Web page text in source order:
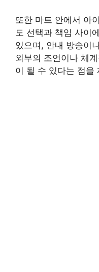
또한 마트 안에서 아
도 선택과 책임 사이
있으며, 안내 방송이
외부의 조언이나 체
이 될 수 있다는 점을